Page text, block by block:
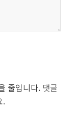
줄입니다. 댓글
.